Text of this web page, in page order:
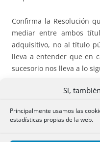
Sí,
Principalmente usamos las
estadísticas propias de la web.
Confirma la Resolución
mediar entre ambos
adquisitivo, no al título
lleva a entender que en
sucesorio nos lleva a lo
“…Ello permite
adjudicación y
de ellos a un tercero, el